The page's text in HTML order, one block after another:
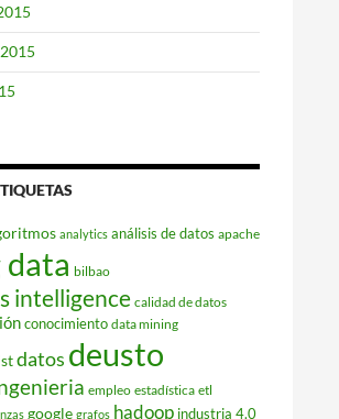
analytics análisis de datos apache
data bilbao
intelligence calidad de datos
conocimiento data mining
datos deusto
empleo estadística etl
google grafos hadoop industria 4.0